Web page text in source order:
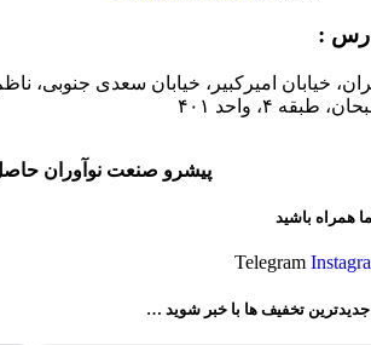
:
خیابان امیرکبیر، خیابان سعدی جنوبی،
طبقه ۴، واحد ۴۰۱
پیشرو صنعت نوآوران
ما همراه باشید
Telegram
جدیدترین تخفیف ها با خبر شوید …